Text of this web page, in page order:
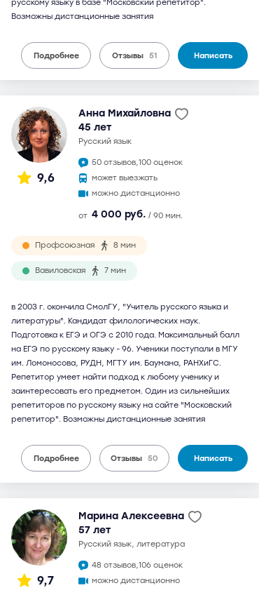
русскому языку в базе "Московский репетитор".
Возможны дистанционные занятия
Подробнее Отзывы 51 Написать
9,6
Анна Михайловна
45 лет
русский язык
50 отзывов,100 оценок
может выезжать
можно дистанционно
от 4 000 руб. / 90 мин.
Профсоюзная 8 мин
Вавиловская 7 мин
в 2003 г. окончила СмолГУ, "Учитель русского языка и
литературы". Кандидат филологических наук.
Подготовка к ЕГЭ и ОГЭ с 2010 года. Максимальный балл
на ЕГЭ по русскому языку - 96. Ученики поступали в МГУ
им. Ломоносова, РУДН, МГТУ им. Баумана, РАНХиГС.
Репетитор умеет найти подход к любому ученику и
заинтересовать его предметом. Один из сильнейших
репетиторов по русскому языку на сайте "Московский
репетитор". Возможны дистанционные занятия
Подробнее Отзывы 50 Написать
9,7
Марина Алексеевна
57 лет
русский язык, литература
48 отзывов,106 оценок
можно дистанционно